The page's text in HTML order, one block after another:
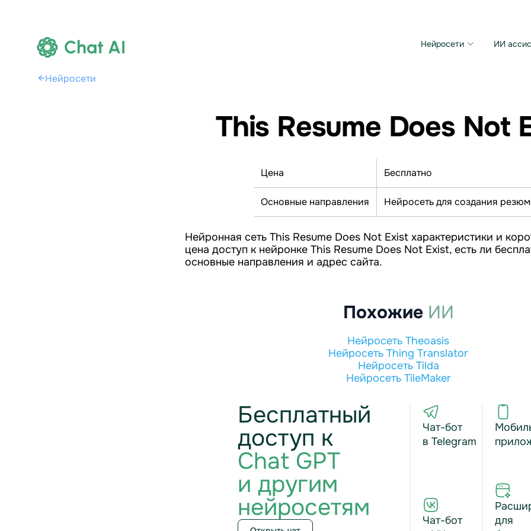
Chat AI Нейросети ИИ
←Нейросети
This Resume Does Not
Цена Бесплатно
Основные направления Нейросеть для создания
Нейронная сеть This Resume Does Not Exist характеристики и
цена доступ к нейронке This Resume Does Not Exist, есть ли
основные направления и адрес сайта.
Похожие ИИ
Нейросеть Theoasis
Нейросеть Thing Translator
Нейросеть Tilda
Нейросеть TileMaker
Бесплатный
доступ к
Chat GPT
и другим
нейросетям
Чат-бот
в Telegram
Чат-бот
для